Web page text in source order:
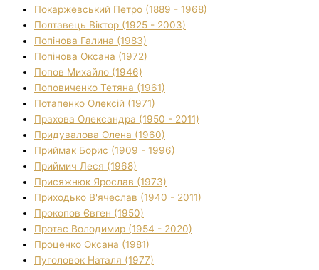
Покаржевський Петро (1889 - 1968)
Полтавець Віктор (1925 - 2003)
Попінова Галина (1983)
Попінова Оксана (1972)
Попов Михайло (1946)
Поповиченко Тетяна (1961)
Потапенко Олексій (1971)
Прахова Олександра (1950 - 2011)
Придувалова Олена (1960)
Приймак Борис (1909 - 1996)
Приймич Леся (1968)
Присяжнюк Ярослав (1973)
Приходько В'ячеслав (1940 - 2011)
Прокопов Євген (1950)
Протас Володимир (1954 - 2020)
Проценко Оксана (1981)
Пуголовок Наталя (1977)